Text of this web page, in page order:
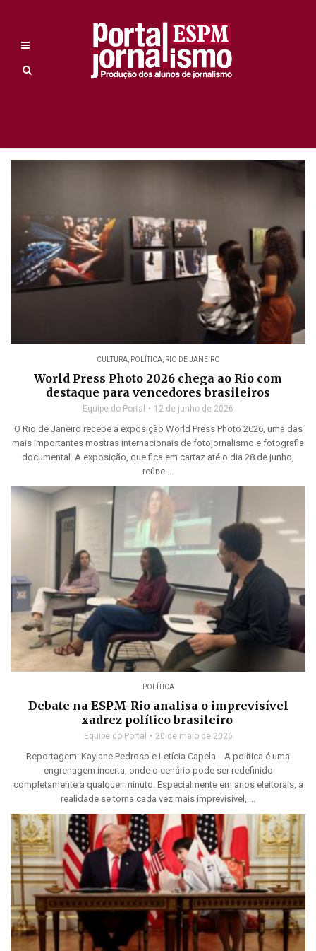
CULTURA, POLÍTICA, RIO DE JANEIRO
World Press Photo 2026 chega ao Rio com
destaque para vencedores brasileiros
Equipe do Portal 12 de junho de 2026
O Rio de Janeiro recebe a exposição World Press Photo 2026, uma das
mais importantes mostras internacionais de fotojornalismo e fotografia
documental. A exposição, que fica em cartaz até o dia 28 de junho,
reúne ...
POLÍTICA
Debate na ESPM-Rio analisa o imprevisível
xadrez político brasileiro
Equipe do Portal 20 de maio de 2026
Reportagem: Kaylane Pedroso e Letícia Capela A política é uma
engrenagem incerta, onde o cenário pode ser redefinido
completamente a qualquer minuto. Especialmente em anos eleitorais, a
realidade se torna cada vez mais imprevisível, ...